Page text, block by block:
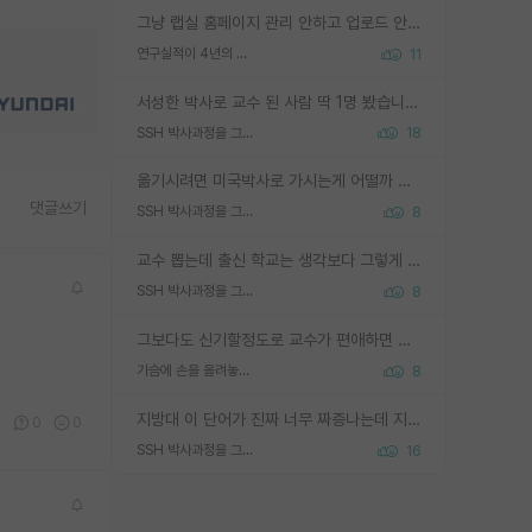
그냥 랩실 홈페이지 관리 안하고 업로드 안한거 아님?
연구실적이 4년의 공백이 있는거 어떻게 생각하냐 11
서성한 박사로 교수 된 사람 딱 1명 봤습니다. 근데 지방대 박사로 교수된 거는 기적이 일어나야되요. 서성한 학부부터여도 빡센게 교수임용일텐데 지방대박사로 무슨 교수가 되나요...... 중소기업/중견기업 팀장급/연구소장급이나 될거 같네요.
SSH 박사과정을 그만두고 지방대 박사로 옮기면 교수의 꿈은 끝일까요? 18
옮기시려면 미국박사로 가시는게 어떨까 싶네요. 교수가 꿈이면 미국박사 하고 미국교수 까지 같이 노리시는게 기회가 많지 않을까요?
SSH 박사과정을 그만두고 지방대 박사로 옮기면 교수의 꿈은 끝일까요? 8
교수 뽑는데 출신 학교는 생각보다 그렇게 안 봄. 앞으로는 더 안 보게 될거임. 박사는 어디서 진행해도 됨. 단, 제대로 쌓고 좋은 실적 만들 수 있다면. 그런데 지방대는 그럴 가능성이 지극히 낮음. 나만 열심히 잘 하면 된다? 인간은 주변 환경에 지배되는 나약한 존재임. 주변의 지방대 대학원생과 섞이고 지방 특유의 여유로움 또는 나쁘게 얘기해서 나태함에 젖어 살다보면 교수의 꿈 자체를 잊어버리게 될 가능성도 있음. 주변 환경이 70~80%임.
SSH 박사과정을 그만두고 지방대 박사로 옮기면 교수의 꿈은 끝일까요? 8
그보다도 신기할정도로 교수가 편애하면 그사람만 논문이 되더라구요 내용이 다른 사람보다 허접해도요
가슴에 손을 올려놓고 싫어하는 사람 불공정하게 리뷰 8
지방대 이 단어가 진짜 너무 짜증나는데 지방대면 다 그냥 쓰레기인가요? 무슨 말 같지도 않은 댓글들이 있는건지??? 지방에도 충분히 좋은 대학 많고 충분히 잘하는 교수님들 많습니다 포항공대 4개 IST 대표 지거국들 여기 모두 다 지방에 있고 여기 출신들 중에 교수하는 분들 적지 않습니다 지거국 출신이 무슨 교수를 하냐?라고 생각할 사람들 많은데 상위 대표 지거국에 아웃라이어들 많습니다 결국 개인의 연구역량과 실적이 중요합니다 이 역량을 펼치는데 있어서 지도교수와의 합도 중요합니다. 그리고 경력이 필요하면 해외포닥까지 다녀오세요
SSH 박사과정을 그만두고 지방대 박사로 옮기면 교수의 꿈은 끝일까요? 16
댓글쓰기